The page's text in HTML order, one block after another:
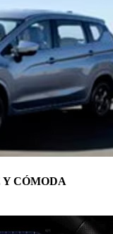
Y CÓMODA